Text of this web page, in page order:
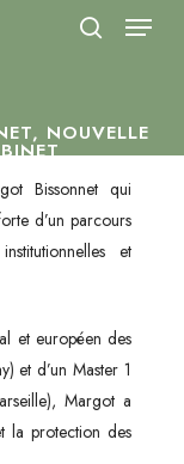
Menu
NOUVELLE
Bissonnet qui
d’un parcours
et
et européen des
et d’un Master 1
Margot a
la protection des